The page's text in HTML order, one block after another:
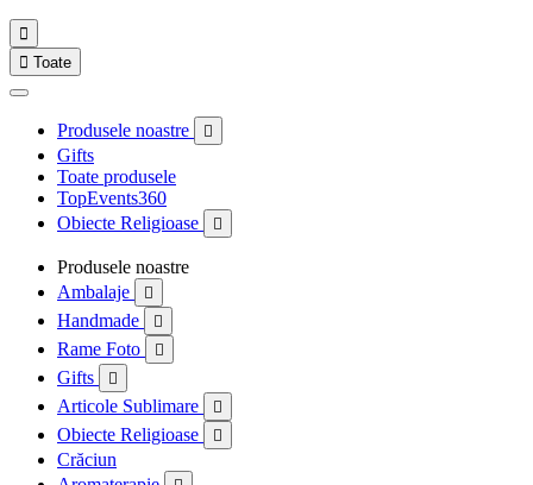

 Toate
Produsele noastre 
Gifts
Toate produsele
TopEvents360
Obiecte Religioase

Produsele noastre
Ambalaje

Handmade 
Rame Foto 
Gifts 
Articole Sublimare 
Obiecte Religioase 
Crăciun